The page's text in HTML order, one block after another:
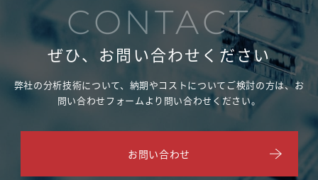
CONTACT
ぜひ、お問い合わせください
弊社の分析技術について、納期やコストについてご検討の方は、お
問い合わせフォームより問い合わせください。
お問い合わせ